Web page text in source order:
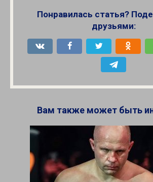
Понравилась статья?
друзьями:
Вам также может быть